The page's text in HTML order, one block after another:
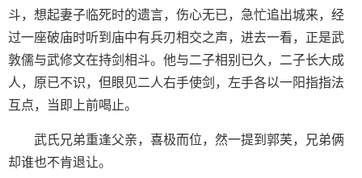
斗，想起妻子临死时的遗言，伤心无已，急忙追出城来，经
过一座破庙时听到庙中有兵刃相交之声，进去一看，正是武
敦儒与武修文在持剑相斗。他与二子相别已久，二子长大成
人，原已不识，但眼见二人右手使剑，左手各以一阳指指法
互点，当即上前喝止。
武氏兄弟重逢父亲，喜极而位，然一提到郭芙，兄弟俩
却谁也不肯退让。